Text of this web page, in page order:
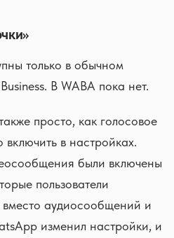
только в обычном
В WABA пока нет.
просто, как голосовое
в настройках.
были включены
пользователи
вместо аудиосообщений и
изменил настройки, и